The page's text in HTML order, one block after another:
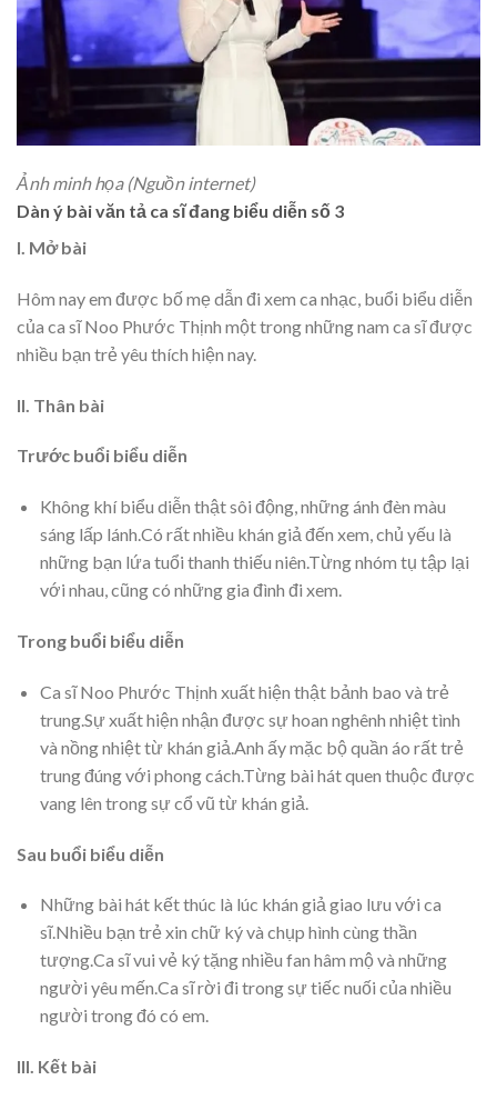
Ảnh minh họa (Nguồn internet)
Dàn ý bài văn tả ca sĩ đang biểu diễn số 3
I. Mở bài
Hôm nay em được bố mẹ dẫn đi xem ca nhạc, buổi biểu diễn
của ca sĩ Noo Phước Thịnh một trong những nam ca sĩ được
nhiều bạn trẻ yêu thích hiện nay.
II. Thân bài
Trước buổi biểu diễn
Không khí biểu diễn thật sôi động, những ánh đèn màu
sáng lấp lánh.Có rất nhiều khán giả đến xem, chủ yếu là
những bạn lứa tuổi thanh thiếu niên.Từng nhóm tụ tập lại
với nhau, cũng có những gia đình đi xem.
Trong buổi biểu diễn
Ca sĩ Noo Phước Thịnh xuất hiện thật bảnh bao và trẻ
trung.Sự xuất hiện nhận được sự hoan nghênh nhiệt tình
và nồng nhiệt từ khán giả.Anh ấy mặc bộ quần áo rất trẻ
trung đúng với phong cách.Từng bài hát quen thuộc được
vang lên trong sự cổ vũ từ khán giả.
Sau buổi biểu diễn
Những bài hát kết thúc là lúc khán giả giao lưu với ca
sĩ.Nhiều bạn trẻ xin chữ ký và chụp hình cùng thần
tượng.Ca sĩ vui vẻ ký tặng nhiều fan hâm mộ và những
người yêu mến.Ca sĩ rời đi trong sự tiếc nuối của nhiều
người trong đó có em.
III. Kết bài